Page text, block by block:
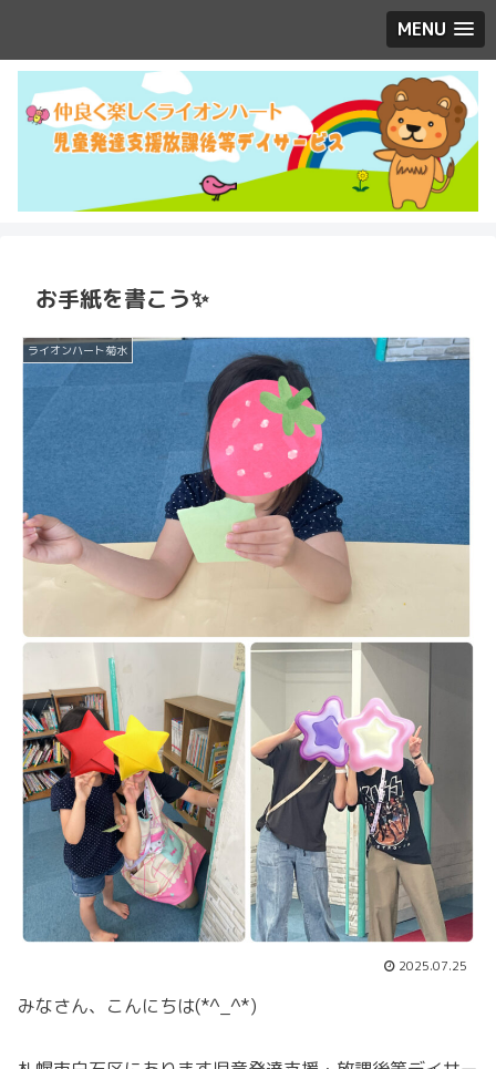
MENU
お手紙を書こう✨
ライオンハート菊水
2025.07.25
みなさん、こんにちは(*^_^*)